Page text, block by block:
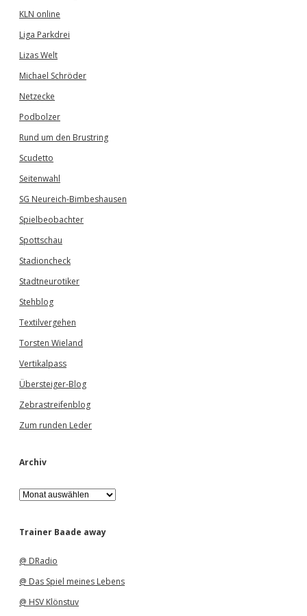
KLN online
Liga Parkdrei
Lizas Welt
Michael Schröder
Netzecke
Podbolzer
Rund um den Brustring
Scudetto
Seitenwahl
SG Neureich-Bimbeshausen
Spielbeobachter
Spottschau
Stadioncheck
Stadtneurotiker
Stehblog
Textilvergehen
Torsten Wieland
Vertikalpass
Übersteiger-Blog
Zebrastreifenblog
Zum runden Leder
Archiv
A
r
h
Trainer Baade away
@ DRadio
@ Das Spiel meines Lebens
@ HSV Klönstuv